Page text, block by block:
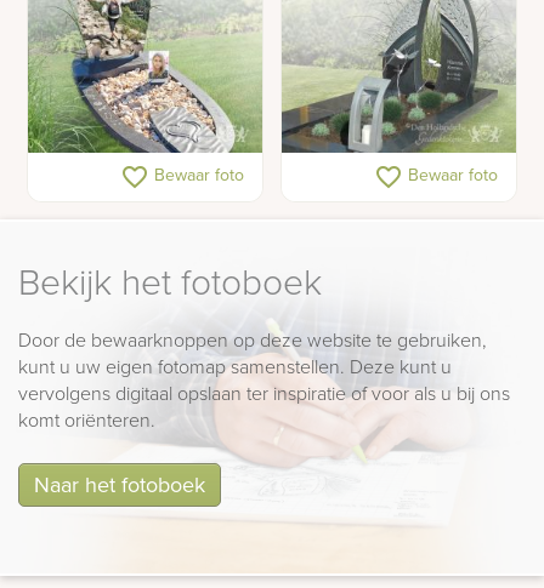
Gedenkteken voor een
tiener met schelpen en
favorite_border Bewaar foto
Grafmonument met
opvallende lettersteen
favorite_border Bewaar foto
Bekijk het fotoboek
Door de bewaarknoppen op deze website te gebruiken,
kunt u uw eigen fotomap samenstellen. Deze kunt u
vervolgens digitaal opslaan ter inspiratie of voor als u bij ons
komt oriënteren.
Naar het fotoboek